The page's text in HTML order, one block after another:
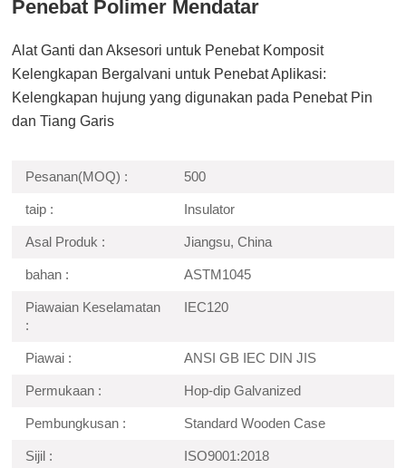
Penebat Polimer Mendatar
Alat Ganti dan Aksesori untuk Penebat Komposit
Kelengkapan Bergalvani untuk Penebat Aplikasi:
Kelengkapan hujung yang digunakan pada Penebat Pin
dan Tiang Garis
Pesanan(MOQ) : 500
taip : Insulator
Asal Produk : Jiangsu, China
bahan : ASTM1045
Piawaian Keselamatan
:
IEC120
Piawai : ANSI GB IEC DIN JIS
Permukaan : Hop-dip Galvanized
Pembungkusan : Standard Wooden Case
Sijil : ISO9001:2018